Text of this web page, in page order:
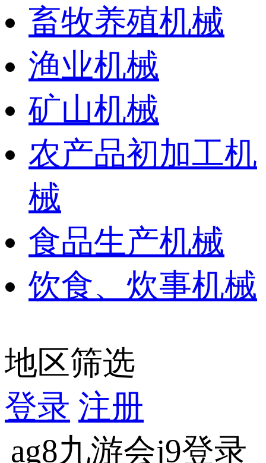
畜牧养殖机械
渔业机械
矿山机械
农产品初加工机
械
食品生产机械
饮食、炊事机械
地区筛选
登录 注册
ag8九游会j9登录